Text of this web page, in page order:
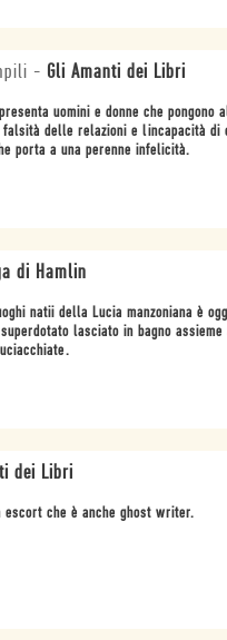
- Gli Amanti dei Libri
uomini e donne che pongono
delle relazioni e lincapacità di
porta a una perenne infelicità.
di Hamlin
natii della Lucia manzoniana è
lasciato in bagno assieme
dei Libri
escort che è anche ghost writer.